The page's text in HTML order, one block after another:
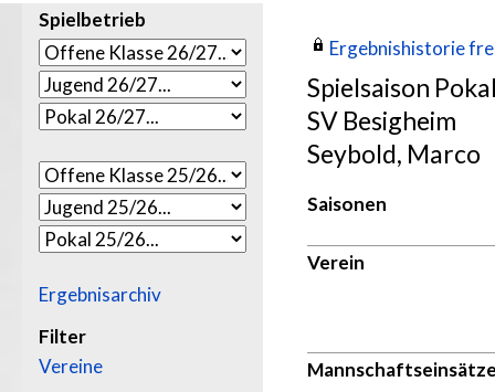
Spielbetrieb
Ergebnisarchiv
Filter
Vereine
Ergebnishistorie
Spielsaison
SV Besigheim
Seybold, Marco
Saisonen
Verein